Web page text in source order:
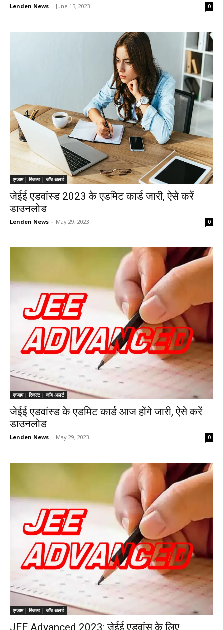
Lenden News - June 15, 2023 0
एग्जाम | रिजल्ट | जॉब अलर्ट
जेईई एडवांस्ड 2023 के एडमिट कार्ड जारी, ऐसे करें
डाउनलोड
Lenden News - May 29, 2023 0
एग्जाम | रिजल्ट | जॉब अलर्ट
जेईई एडवांस्ड के एडमिट कार्ड आज होंगे जारी, ऐसे करें
डाउनलोड
Lenden News - May 29, 2023 0
एग्जाम | रिजल्ट | जॉब अलर्ट
JEE Advanced 2023: जेईई एडवांस के लिए